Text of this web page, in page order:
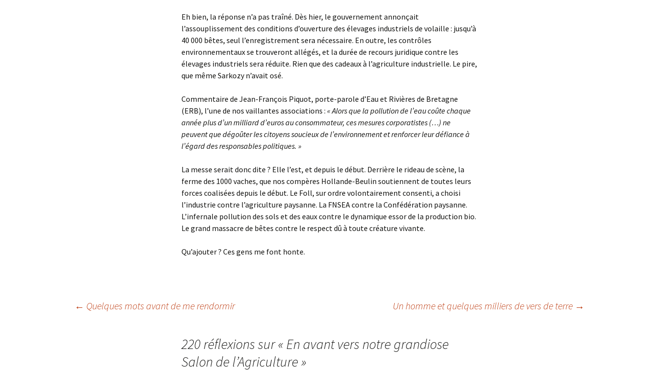
Eh bien, la réponse n’a pas traîné. Dès hier, le gouvernement annonçait
l’assouplissement des conditions d’ouverture des élevages industriels de volaille : jusqu’à
40 000 bêtes, seul l’enregistrement sera nécessaire. En outre, les contrôles
environnementaux se trouveront allégés, et la durée de recours juridique contre les
élevages industriels sera réduite. Rien que des cadeaux à l’agriculture industrielle. Le pire,
que même Sarkozy n’avait osé.
Commentaire de Jean-François Piquot, porte-parole d’Eau et Rivières de Bretagne
(ERB), l’une de nos vaillantes associations : « Alors que la pollution de l’eau coûte chaque
année plus d’un milliard d’euros au consommateur, ces mesures corporatistes (…) ne
peuvent que dégoûter les citoyens soucieux de l’environnement et renforcer leur défiance à
l’égard des responsables politiques. »
La messe serait donc dite ? Elle l’est, et depuis le début. Derrière le rideau de scène, la
ferme des 1000 vaches, que nos compères Hollande-Beulin soutiennent de toutes leurs
forces coalisées depuis le début. Le Foll, sur ordre volontairement consenti, a choisi
l’industrie contre l’agriculture paysanne. La FNSEA contre la Confédération paysanne.
L’infernale pollution des sols et des eaux contre le dynamique essor de la production bio.
Le grand massacre de bêtes contre le respect dû à toute créature vivante.
Qu’ajouter ? Ces gens me font honte.
Navigation
← Quelques mots avant de me rendormir Un homme et quelques milliers de vers de terre →
220 réflexions sur « En avant vers notre grandiose
Salon de l’Agriculture»